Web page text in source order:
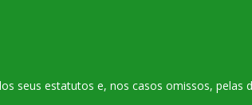
seus estatutos e, nos casos omissos, pelas